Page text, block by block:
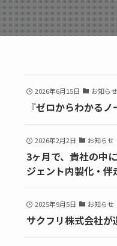
2026年6月15日 お知らせ
『ゼロからわかる
2026年2月2日 お知らせ
3ヶ月で、貴社の中
ジェント内製化・
2025年9月5日 お知らせ
サクフリ株式会社